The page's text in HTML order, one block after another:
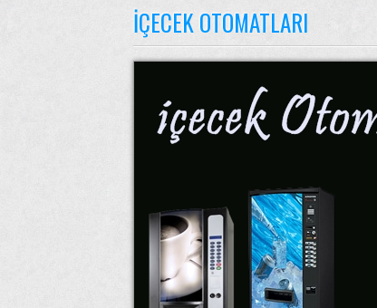
İÇECEK OTOMATLARI